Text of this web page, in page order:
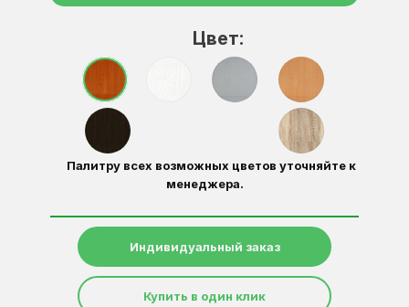
Цвет:
Палитру всех возможных цветов уточняйте к
менеджера.
Индивидуальный заказ
Купить в один клик